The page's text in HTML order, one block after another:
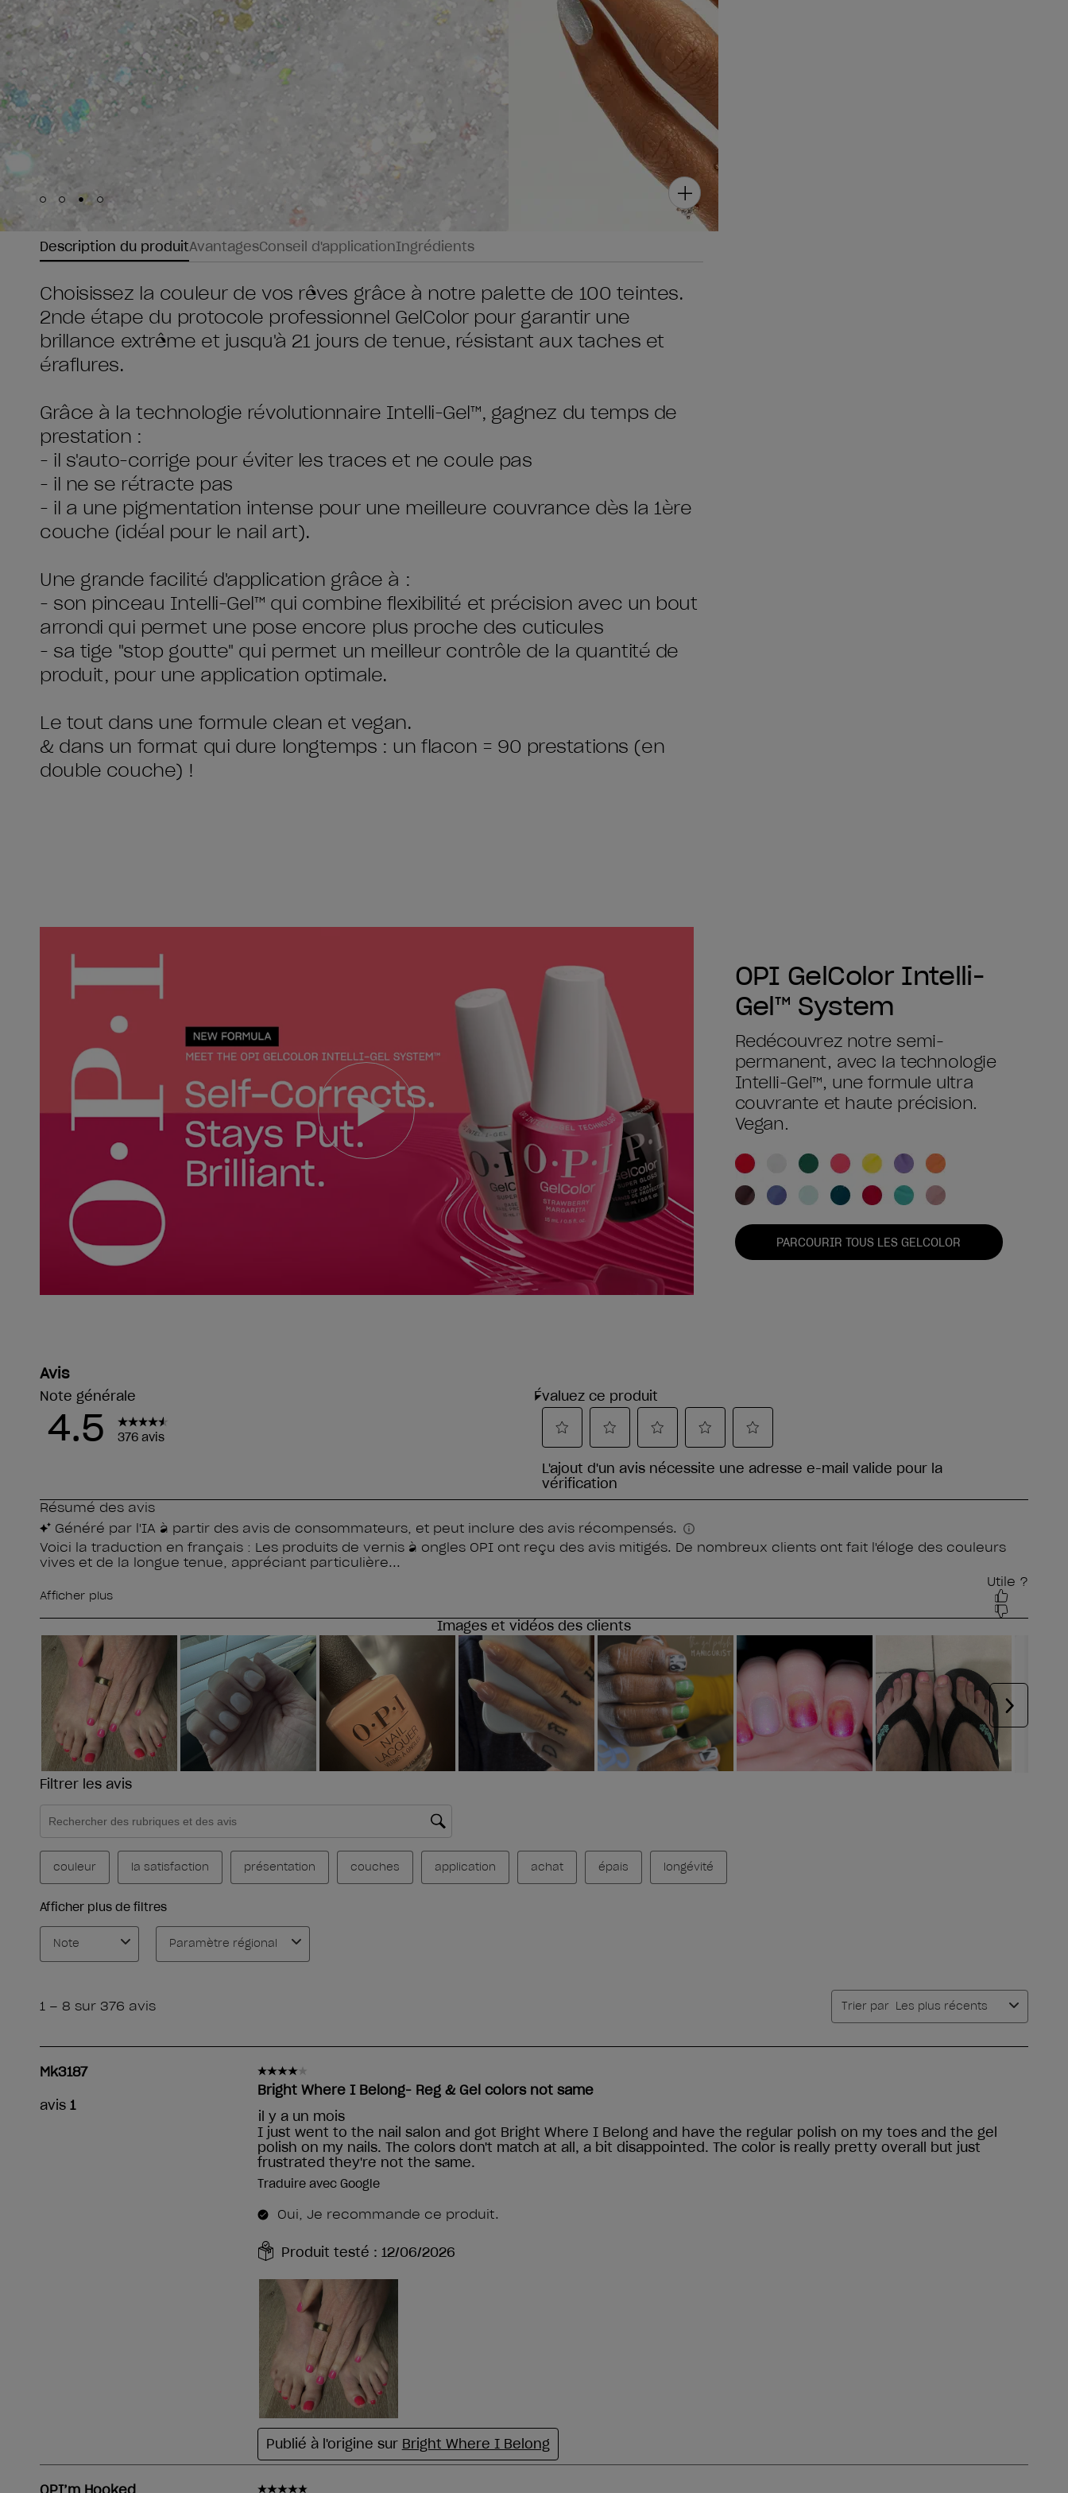
Skip to slide
Skip to slide
Skip to slide
Skip to slide
Description du produitAvantagesConseil d'applicationIngrédients
Choisissez la couleur de vos rêves grâce à notre palette de 100 teintes.
2nde étape du protocole professionnel GelColor pour garantir une
brillance extrême et jusqu'à 21 jours de tenue, résistant aux taches et
éraflures.
Grâce à la technologie révolutionnaire Intelli-Gel™, gagnez du temps de
prestation :
- il s'auto-corrige pour éviter les traces et ne coule pas
- il ne se rétracte pas
- il a une pigmentation intense pour une meilleure couvrance dès la 1ère
couche (idéal pour le nail art).
Une grande facilité d'application grâce à :
- son pinceau Intelli-Gel™ qui combine flexibilité et précision avec un bout
arrondi qui permet une pose encore plus proche des cuticules
- sa tige "stop goutte" qui permet un meilleur contrôle de la quantité de
produit, pour une application optimale.
Le tout dans une formule clean et vegan.
& dans un format qui dure longtemps : un flacon = 90 prestations (en
double couche) !
OPI GelColor Intelli-
Gel™ System
Redécouvrez notre semi-
permanent, avec la technologie
Intelli-Gel™, une formule ultra
couvrante et haute précision.
Vegan.
PARCOURIR TOUS LES GELCOLOR